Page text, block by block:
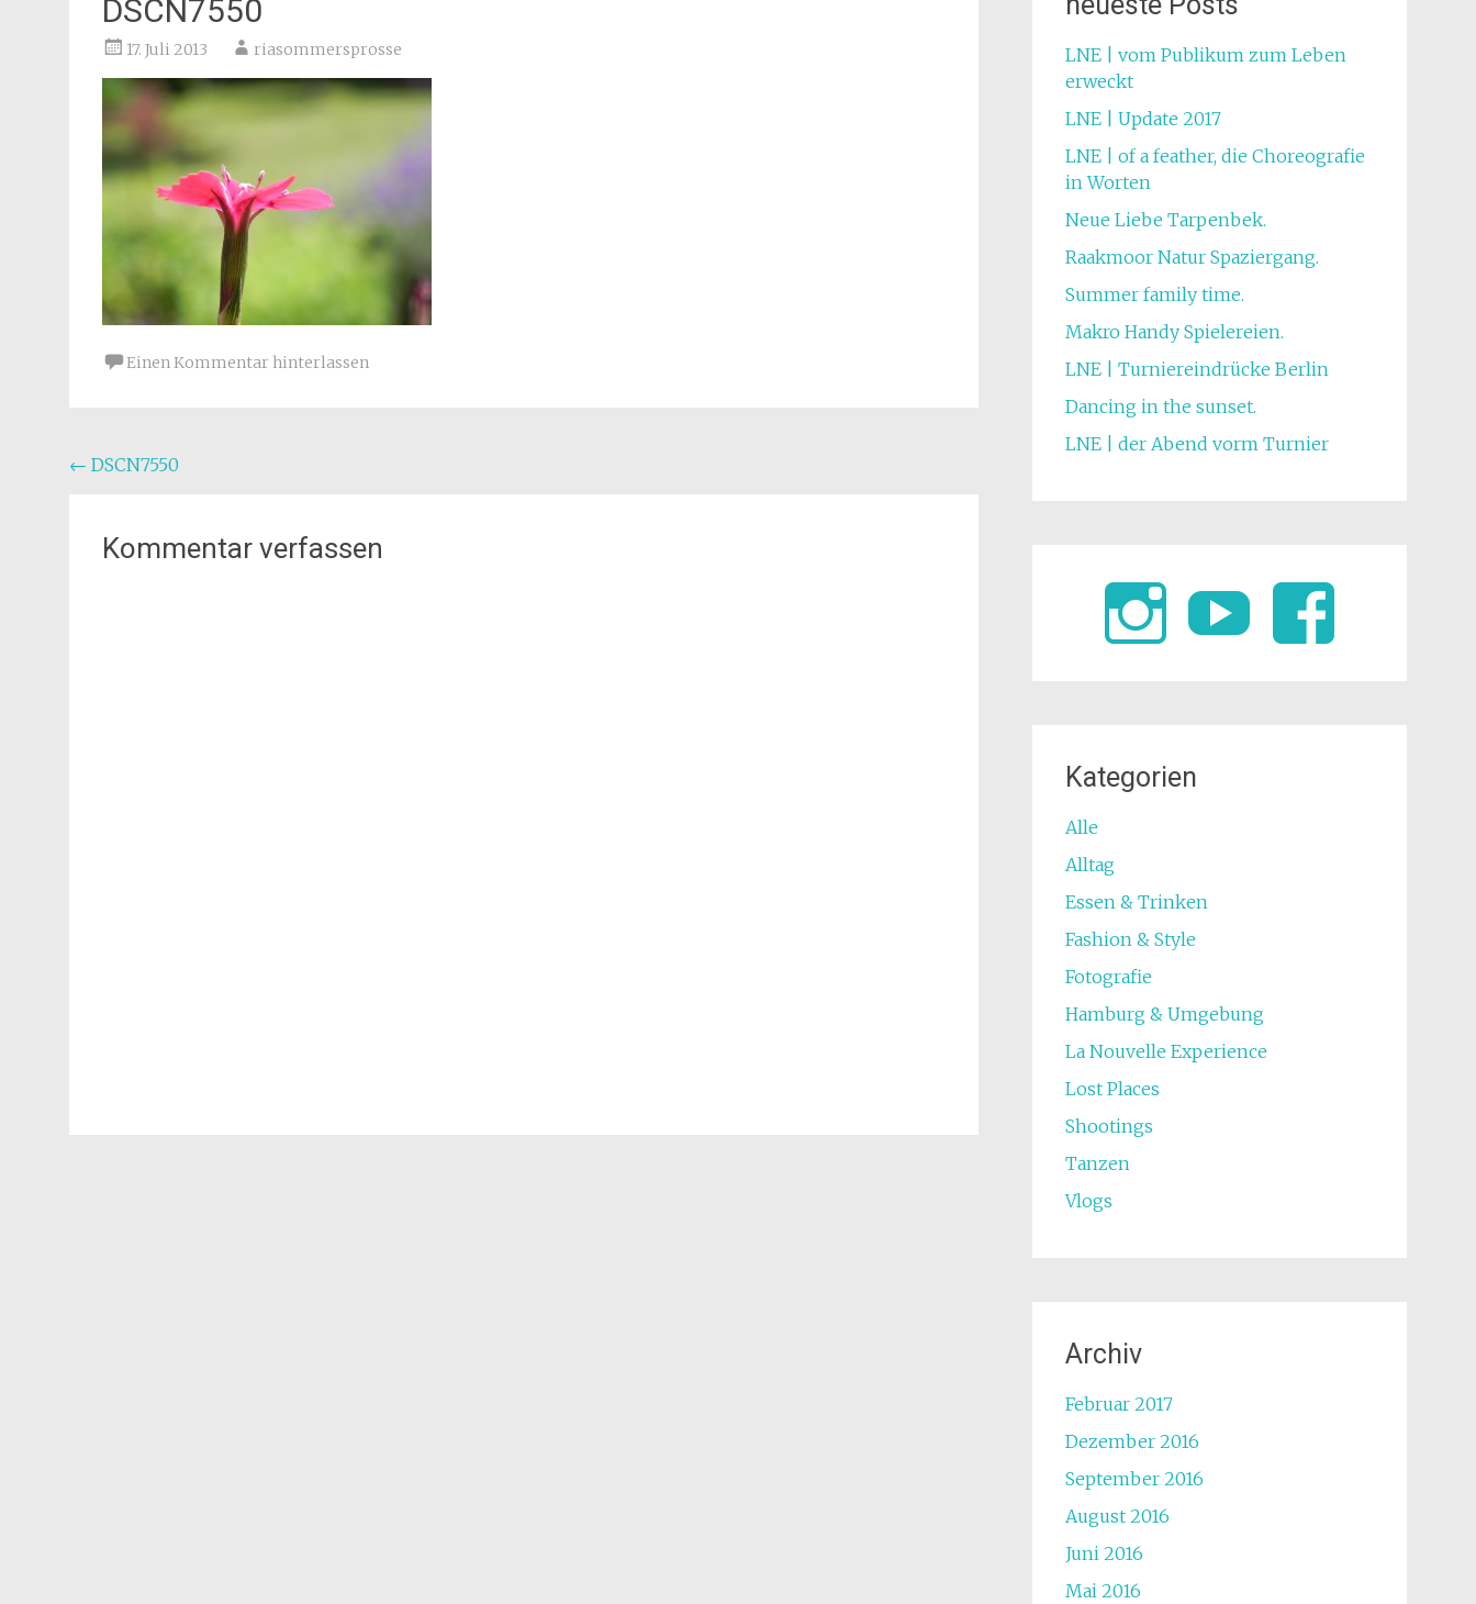
DSCN7550
17. Juli 2013 riasommersprosse
Einen Kommentar hinterlassen
Beitragsnavigation
← DSCN7550
Kommentar verfassen
LNE | vom Publikum zum Leben
erweckt
LNE | Update 2017
LNE | of a feather, die Choreografie
in Worten
Neue Liebe Tarpenbek.
Raakmoor Natur Spaziergang.
Summer family time.
Makro Handy Spielereien.
LNE | Turniereindrücke Berlin
Dancing in the sunset.
LNE | der Abend vorm Turnier
Kategorien
Alle
Alltag
Essen & Trinken
Fashion & Style
Fotografie
Hamburg & Umgebung
La Nouvelle Experience
Lost Places
Shootings
Tanzen
Vlogs
Archiv
Februar 2017
Dezember 2016
September 2016
August 2016
Juni 2016
Mai 2016